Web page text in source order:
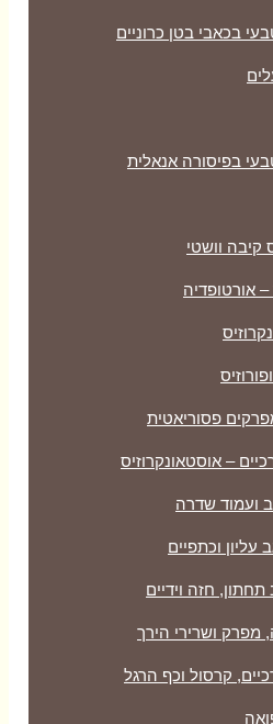
בכאבי בטן כרוניים
בפיסורה אנאלית
קיבה וושטי
אורטופדיה
פסוריאטית
– אוסטאונקרוזיס
ועמוד שדרה
עליון וכתפיים
תחתון, חזה וידיים
ושרירי הירך
קרסול וכף הרגל